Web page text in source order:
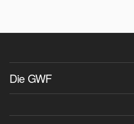
Die GWF